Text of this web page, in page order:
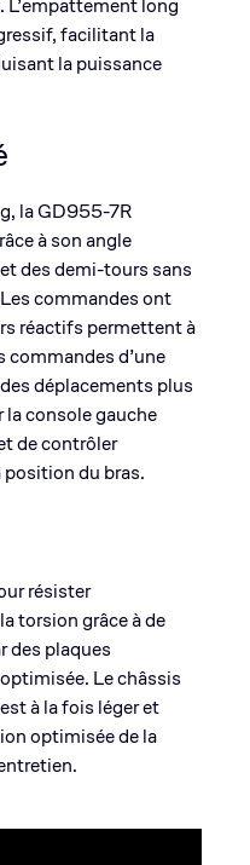
long
facilitant la
la puissance
la GD955-7R
à son angle
des demi-tours sans
commandes ont
réactifs permettent à
commandes d’une
déplacements plus
la console gauche
de contrôler
position du bras.
résister
torsion grâce à de
des plaques
Le châssis
à la fois léger et
optimisée de la